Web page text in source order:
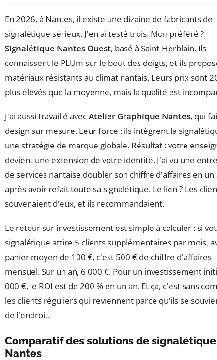
En 2026, à Nantes, il existe une dizaine de fabricants de
signalétique sérieux. J'en ai testé trois. Mon préféré ?
Signalétique Nantes Ouest, basé à Saint-Herblain. Ils
connaissent le PLUm sur le bout des doigts, et ils
matériaux résistants au climat nantais. Leurs prix sont
plus élevés que la moyenne, mais la qualité est
J'ai aussi travaillé avecAtelier Graphique Nantes, qui
design sur mesure. Leur force : ils intègrent la
une stratégie de marque globale. Résultat : votre
devient une extension de votre identité. J'ai vu une
de services nantaise doubler son chiffre d'affaires en un
après avoir refait toute sa signalétique. Le lien ? Les
souvenaient d'eux, et ils recommandaient.
Le retour sur investissement est simple à calculer : si
signalétique attire 5 clients supplémentaires par mois,
panier moyen de 100 €, c'est 500 € de chiffre d'affaires
mensuel. Sur un an, 6 000 €. Pour un investissement
000 €, le ROI est de 200 % en un an. Et ça, c'est sans
les clients réguliers qui reviennent parce qu'ils se
de l'endroit.
Comparatif des solutions de
Nantes